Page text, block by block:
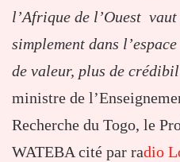
l’Afrique de l’Ouest
simplement dans
de valeur, plus de
ministre de
Recherche du Togo, le
WATEBA cité par radio